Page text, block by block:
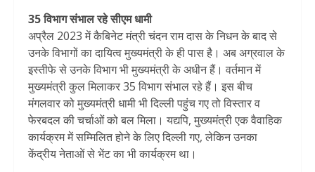
35 विभाग संभाल रहे सीएम धामी
अप्रैल 2023 में कैबिनेट मंत्री चंदन राम दास के निधन के बाद से
उनके विभागों का दायित्व मुख्यमंत्री के ही पास है। अब अग्रवाल के
इस्तीफे से उनके विभाग भी मुख्यमंत्री के अधीन हैं। वर्तमान में
मुख्यमंत्री कुल मिलाकर 35 विभाग संभाल रहे हैं। इस बीच
मंगलवार को मुख्यमंत्री धामी भी दिल्ली पहुंच गए तो विस्तार व
फेरबदल की चर्चाओं को बल मिला। यद्यपि, मुख्यमंत्री एक वैवाहिक
कार्यक्रम में सम्मिलित होने के लिए दिल्ली गए, लेकिन उनका
केंद्रीय नेताओं से भेंट का भी कार्यक्रम था।